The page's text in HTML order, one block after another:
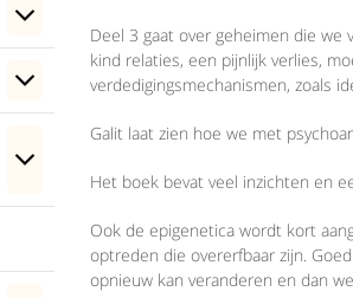
Deel 3 gaat over geheimen die we
kind relaties, een pijnlijk verlies,
verdedigingsmechanismen, zoals
Galit laat zien hoe we met
Het boek bevat veel inzichten en
Ook de epigenetica wordt kort
optreden die overerfbaar zijn.
opnieuw kan veranderen en dan